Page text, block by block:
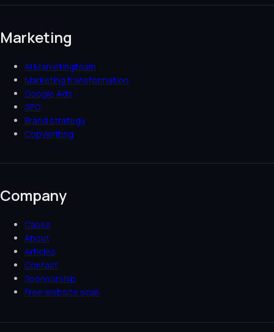
Marketing
AI Marketingteam
Marketing transformation
Google Ads
SEO
Brand strategy
Copywriting
Company
Cases
About
Articles
Contact
Sponsorship
Free website scan